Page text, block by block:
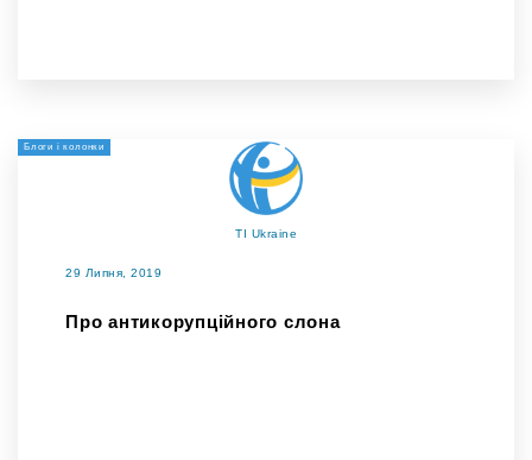
Блоги і колонки
TI Ukraine
29 Липня, 2019
Про антикорупційного слона